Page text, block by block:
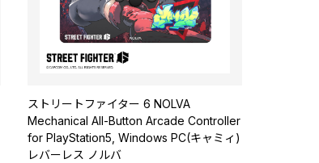
ストリートファイター 6 NOLVA
Mechanical All-Button Arcade Controller
for PlayStation5, Windows PC(キャミィ)
レバーレス ノルバ